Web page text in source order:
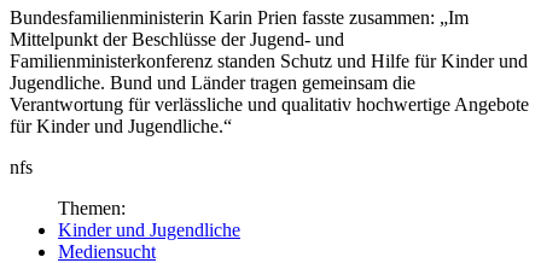
Bundesfamilienministerin Karin Prien fasste zusammen: „Im
Mittelpunkt der Beschlüsse der Jugend- und
Familienministerkonferenz standen Schutz und Hilfe für Kinder und
Jugendliche. Bund und Länder tragen gemeinsam die
Verantwortung für verlässliche und qualitativ hochwertige Angebote
für Kinder und Jugendliche.“
nfs
Themen:
Kinder und Jugendliche
Mediensucht